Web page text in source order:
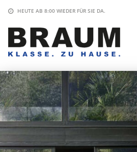
HEUTE AB 8:00 WIEDER FÜR SIE DA.